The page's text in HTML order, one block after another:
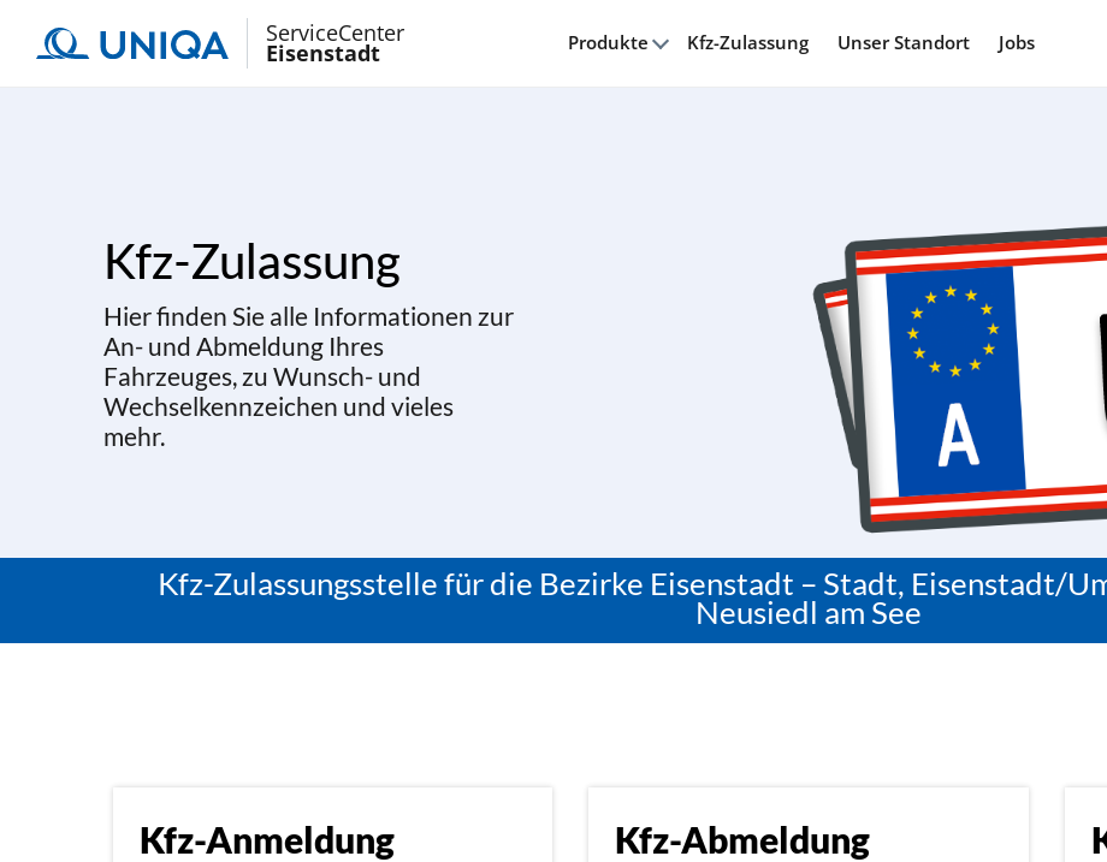
ServiceCenter
Eisenstadt Produkte Kfz-Zulassung Unser Standort Jobs
Kfz-Zulassung
Hier finden Sie alle Informationen zur
An- und Abmeldung Ihres
Fahrzeuges, zu Wunsch- und
Wechselkennzeichen und vieles
mehr.
Kfz-Zulassungsstelle für die Bezirke Eisenstadt – Stadt, Eisenstadt/
Neusiedl am See
Kfz-Anmeldung Kfz-Abmeldung